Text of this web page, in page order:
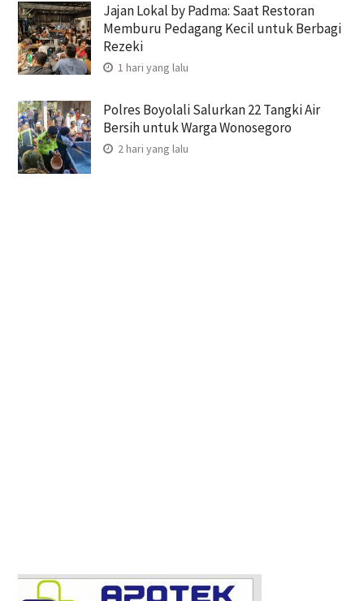
Jajan Lokal by Padma: Saat Restoran
Memburu Pedagang Kecil untuk Berbagi
Rezeki
1 hari yang lalu
Polres Boyolali Salurkan 22 Tangki Air
Bersih untuk Warga Wonosegoro
2 hari yang lalu